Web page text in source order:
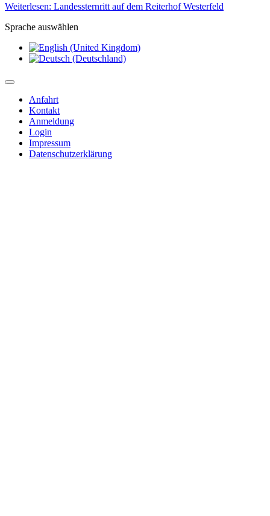
Weiterlesen: Landessternritt auf dem Reiterhof Westerfeld
Sprache auswählen
Anfahrt
Kontakt
Anmeldung
Login
Impressum
Datenschutzerklärung